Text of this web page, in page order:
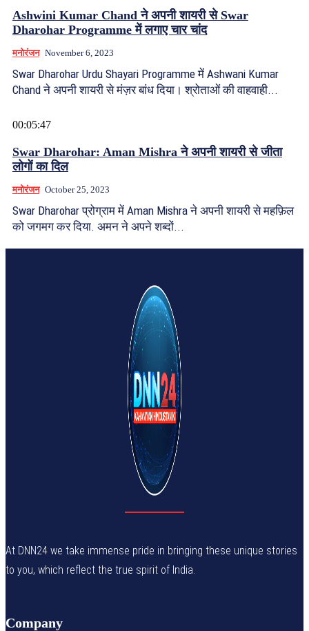
Ashwini Kumar Chand ने अपनी शायरी से Swar
Dharohar Programme में लगाए चार चांद
मनोरंजन November 6, 2023
Swar Dharohar Urdu Shayari Programme में Ashwani Kumar
Chand ने अपनी शायरी से मंज़र बांध दिया। श्रोताओं की वाहवाही...
00:05:47
Swar Dharohar: Aman Mishra ने अपनी शायरी से जीता
लोगों का दिल
मनोरंजन October 25, 2023
Swar Dharohar प्रोग्राम में Aman Mishra ने अपनी शायरी से महफ़िल
को जगमग कर दिया. अमन ने अपने शब्दों...
At DNN24 we take immense pride in bringing these unique stories
to you, which reflect the true spirit of India.
Company